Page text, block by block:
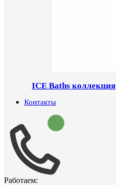
ICE Baths коллекция
Контакты
Работаем: